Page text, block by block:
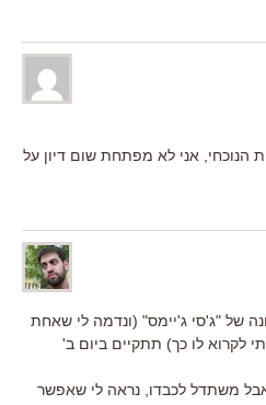
הנוכחי, אני לא מפתחת שום דיון על
של "ג'סי ג'יימס" (ונדמה לי שאחת
לקרוא לו כך) תתקיים ביום ב'
משתדל לכבדו, נראה לי שאפשר